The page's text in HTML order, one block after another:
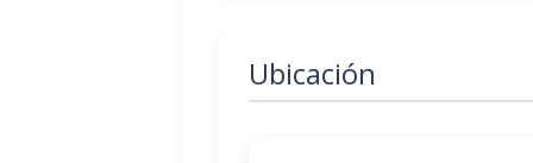
Ubicación